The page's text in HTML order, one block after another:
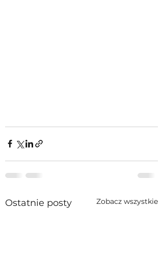
Ostatnie posty Zobacz wszystkie